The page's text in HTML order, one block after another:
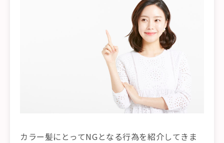
カラー髪にとってNGとなる行為を紹介してきま